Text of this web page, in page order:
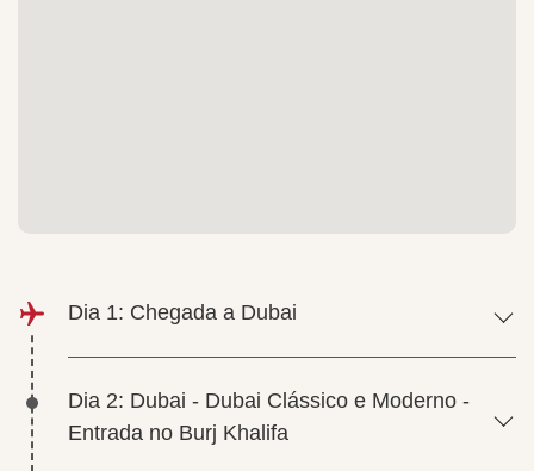
Dia 1: Chegada a Dubai
Dia 2: Dubai - Dubai Clássico e Moderno -
Entrada no Burj Khalifa